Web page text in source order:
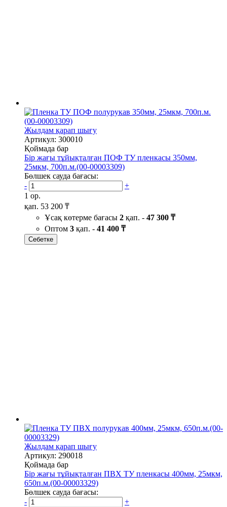
Жылдам қарап шығу
Артикул: 300010
Қоймада бар
Бір жағы тұйықталған ПОФ ТУ пленкасы 350мм,
25мкм, 700п.м.(00-00003309)
Бөлшек сауда бағасы:
-
+
1 ор.
қап. 53 200 ₸
Ұсақ көтерме бағасы 2 қап. - 47 300 ₸
Оптом 3 қап. - 41 400 ₸
Себетке
Жылдам қарап шығу
Артикул: 290018
Қоймада бар
Бір жағы тұйықталған ПВХ ТУ пленкасы 400мм, 25мкм,
650п.м.(00-00003329)
Бөлшек сауда бағасы:
-
+